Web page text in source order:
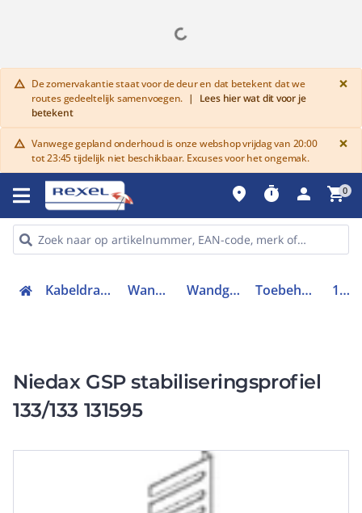
warning De zomervakantie staat voor de deur en dat betekent dat we
routes gedeeltelijk samenvoegen. |
Lees hier wat dit voor je
betekent
×
warning Vanwege gepland onderhoud is onze webshop vrijdag van 20:00
tot 23:45 tijdelijk niet beschikbaar. Excuses voor het ongemak.
×
place timer person shopping_cart0
Kabeldraagsystemen en goten Wandgoten en zuilen Wandgoten hulpstukken Toebehoren voor wandgoot 131595
Niedax GSP stabiliseringsprofiel
133/133 131595